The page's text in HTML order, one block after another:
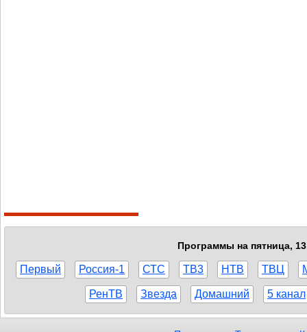
Программы на пятница,
Первый Россия-1 СТС ТВ3 НТВ ТВЦ
РенТВ Звезда Домашний 5 канал